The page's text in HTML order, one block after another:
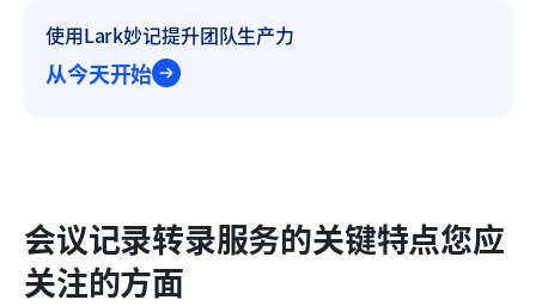
使用Lark妙记提升团队生产力
从今天开始
会议记录转录服务的关键特点您应
关注的方面